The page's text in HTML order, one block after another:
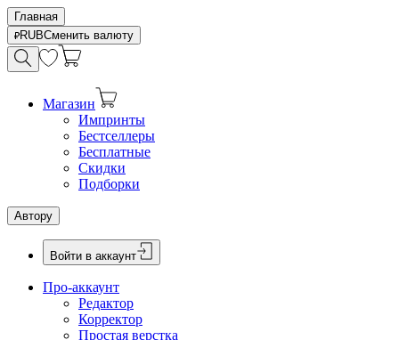
Главная
RUBСменить валюту
Магазин
Импринты
Бестселлеры
Бесплатные
Скидки
Подборки
Автору
Войти в аккаунт
Про-аккаунт
Редактор
Корректор
Простая верстка